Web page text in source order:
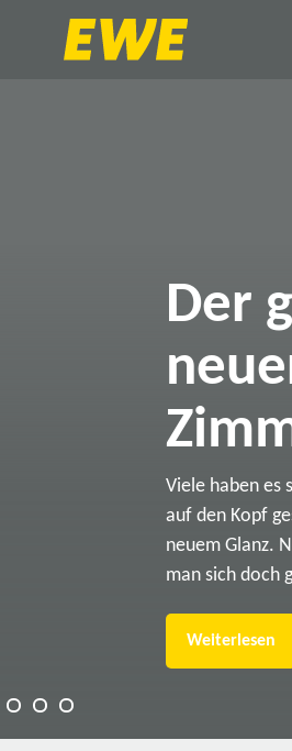
Der
Viele haben es
auf den Kopf
neuem Glanz.
man sich doch
Weiterlesen